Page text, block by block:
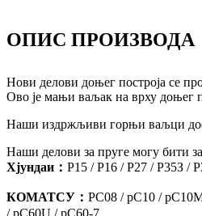
ОПИС ПРОИЗВОДА
Нови делови доњег построја се
Ово је мањи ваљак на врху доњег
Наши издржљиви горњи ваљци
Наши делови за пруге могу бити
Хјундаи： Р15 / Р16 / Р27 / Р35З /
КОМАТСУ： PC08 / pC10 /